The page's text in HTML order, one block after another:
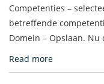
Competenties –
betreffende
Domein – Opslaan. Nu
Read more